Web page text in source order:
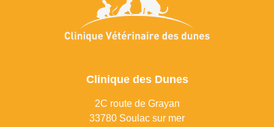
Clinique des Dunes
2C route de Grayan
33780 Soulac sur mer